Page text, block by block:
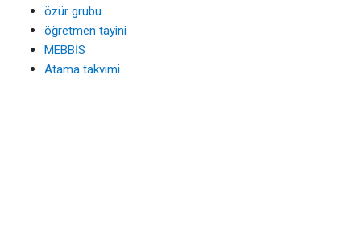
özür grubu
öğretmen tayini
MEBBİS
Atama takvimi